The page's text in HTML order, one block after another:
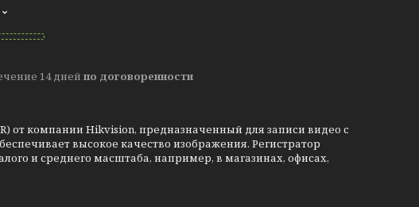
14 дней по договоренности
от компании Hikvision, предназначенный для записи видео с
высокое качество изображения. Регистратор
и среднего масштаба, например, в магазинах, офисах,